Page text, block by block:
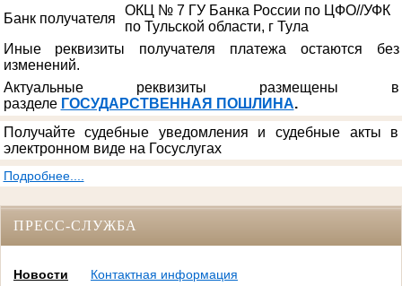
Банк получателя
ОКЦ № 7 ГУ Банка России по ЦФО//УФК
по Тульской области, г Тула
Иные реквизиты получателя платежа остаются без
изменений.
Актуальные реквизиты размещены в
разделе ГОСУДАРСТВЕННАЯ ПОШЛИНА.
Получайте судебные уведомления и судебные акты в
электронном виде на Госуслугах
Подробнее....
ПРЕСС-СЛУЖБА
Новости
Контактная информация